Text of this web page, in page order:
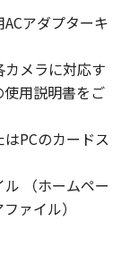
を除き、
に関する
権利もお
でもありま
により保
れていま
約に基づ
アダプターキ
メラに対応す
用説明書をご
PCのカードス
（ホームペー
ァイル）